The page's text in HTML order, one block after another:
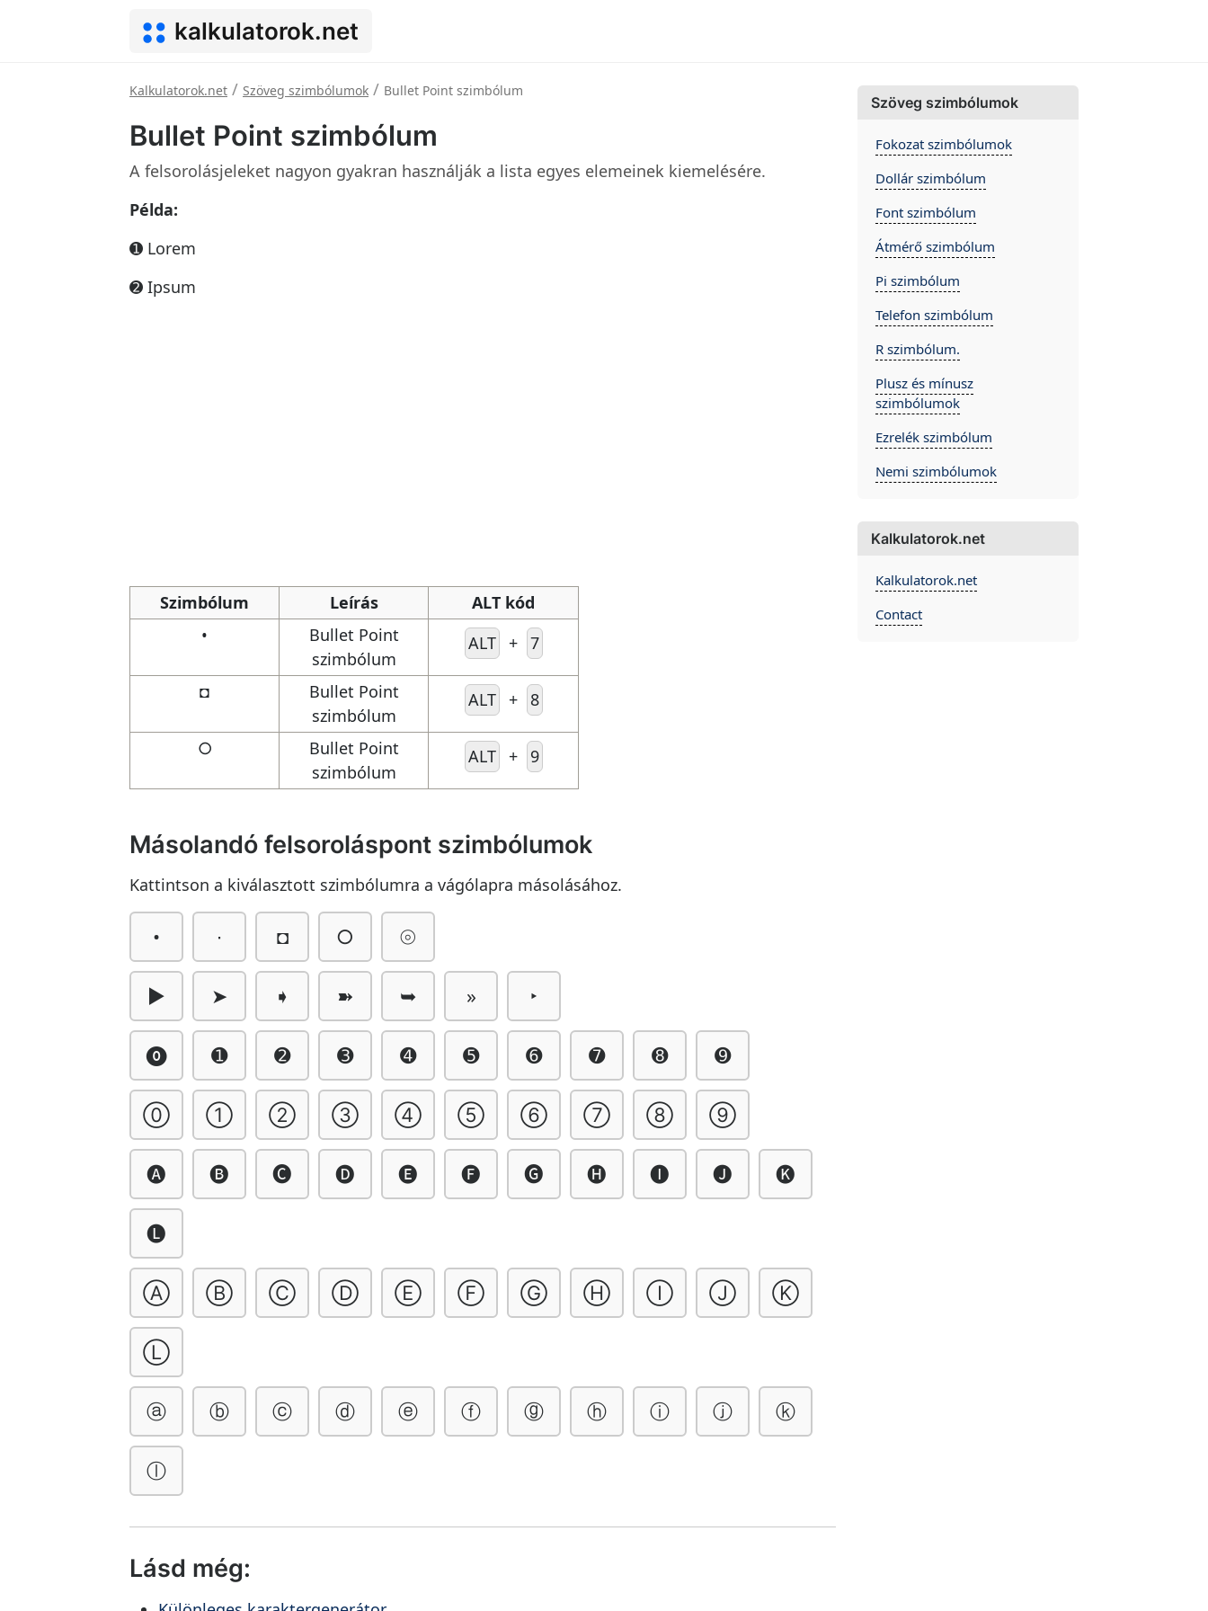
kalkulatorok.net
Kalkulatorok.net / Szöveg szimbólumok / Bullet Point szimbólum
Bullet Point szimbólum
A felsorolásjeleket nagyon gyakran használják a lista egyes elemeinek kiemelésére.
Példa:
➊ Lorem
➋ Ipsum
Szimbólum Leírás
ALT kód
•
Bullet Point
szimbólum
ALT + 7
◘
Bullet Point
szimbólum
ALT + 8
○
Bullet Point
szimbólum
ALT + 9
Másolandó felsoroláspont szimbólumok
Kattintson a kiválasztott szimbólumra a vágólapra másolásához.
• ∙ ◘ ○ ⦾
► ➤ ➧ ➽ ➥ » ‣
⓿ ➊ ➋ ➌ ➍ ➎ ➏ ➐ ➑ ➒
⓪ ① ② ③ ④ ⑤ ⑥ ⑦ ⑧ ⑨
🅐 🅑 🅒 🅓 🅔 🅕 🅖 🅗 🅘 🅙 🅚
🅛
Ⓐ Ⓑ Ⓒ Ⓓ Ⓔ Ⓕ Ⓖ Ⓗ Ⓘ Ⓙ Ⓚ
Ⓛ
ⓐ ⓑ ⓒ ⓓ ⓔ ⓕ ⓖ ⓗ ⓘ ⓙ ⓚ
ⓛ
Lásd még:
Szöveg szimbólumok
Fokozat szimbólumok
Dollár szimbólum
Font szimbólum
Átmérő szimbólum
Pi szimbólum
Telefon szimbólum
R szimbólum.
Plusz és mínusz
szimbólumok
Ezrelék szimbólum
Nemi szimbólumok
Kalkulatorok.net
Kalkulatorok.net
Contact